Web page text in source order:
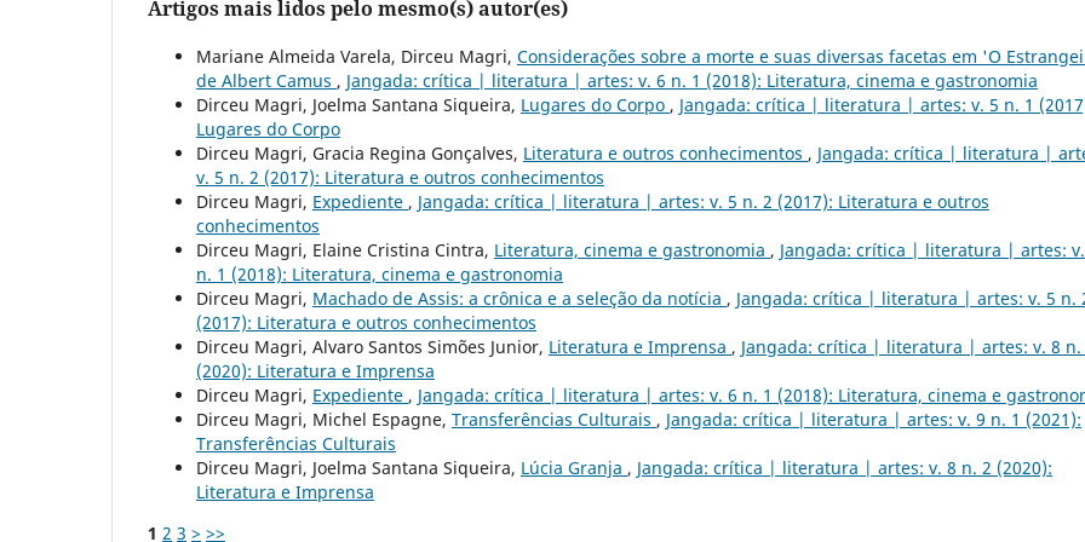
Artigos mais lidos pelo mesmo(s) autor(es)
Mariane Almeida Varela, Dirceu Magri, Considerações sobre a morte e suas diversas facetas em 'O
de Albert Camus , Jangada: crítica | literatura | artes: v. 6 n. 1 (2018): Literatura, cinema e gastronomia
Dirceu Magri, Joelma Santana Siqueira, Lugares do Corpo , Jangada: crítica | literatura | artes: v. 5 n. 1
Lugares do Corpo
Dirceu Magri, Gracia Regina Gonçalves, Literatura e outros conhecimentos , Jangada: crítica | literatura |
v. 5 n. 2 (2017): Literatura e outros conhecimentos
Dirceu Magri, Expediente , Jangada: crítica | literatura | artes: v. 5 n. 2 (2017): Literatura e outros
conhecimentos
Dirceu Magri, Elaine Cristina Cintra, Literatura, cinema e gastronomia , Jangada: crítica | literatura | artes:
n. 1 (2018): Literatura, cinema e gastronomia
Dirceu Magri, Machado de Assis: a crônica e a seleção da notícia , Jangada: crítica | literatura | artes: v. 5 n.
(2017): Literatura e outros conhecimentos
Dirceu Magri, Alvaro Santos Simões Junior, Literatura e Imprensa , Jangada: crítica | literatura | artes: v. 8 n.
(2020): Literatura e Imprensa
Dirceu Magri, Expediente , Jangada: crítica | literatura | artes: v. 6 n. 1 (2018): Literatura, cinema e
Dirceu Magri, Michel Espagne, Transferências Culturais , Jangada: crítica | literatura | artes: v. 9 n. 1 (2021):
Transferências Culturais
Dirceu Magri, Joelma Santana Siqueira, Lúcia Granja , Jangada: crítica | literatura | artes: v. 8 n. 2 (2020):
Literatura e Imprensa
1 2 3 > >>